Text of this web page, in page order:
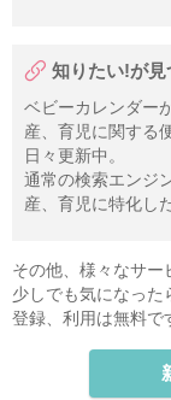
知りたい!が見
ベビーカレンダー
産、育児に関する
日々更新中。
通常の検索エンジ
産、育児に特化し
その他、様々なサー
少しでも気になった
登録、利用は無料で